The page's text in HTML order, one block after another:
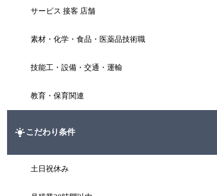
サービス 接客 店舗
素材・化学・食品・医薬品技術職
技能工・設備・交通・運輸
教育・保育関連
こだわり条件
土日祝休み